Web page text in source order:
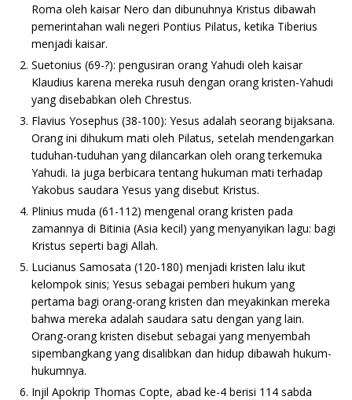
Roma oleh kaisar Nero dan dibunuhnya Kristus dibawah
pemerintahan wali negeri Pontius Pilatus, ketika Tiberius
menjadi kaisar.
Suetonius (69-?): pengusiran orang Yahudi oleh kaisar
Klaudius karena mereka rusuh dengan orang kristen-Yahudi
yang disebabkan oleh Chrestus.
Flavius Yosephus (38-100): Yesus adalah seorang bijaksana.
Orang ini dihukum mati oleh Pilatus, setelah mendengarkan
tuduhan-tuduhan yang dilancarkan oleh orang terkemuka
Yahudi. Ia juga berbicara tentang hukuman mati terhadap
Yakobus saudara Yesus yang disebut Kristus.
Plinius muda (61-112) mengenal orang kristen pada
zamannya di Bitinia (Asia kecil) yang menyanyikan lagu: bagi
Kristus seperti bagi Allah.
Lucianus Samosata (120-180) menjadi kristen lalu ikut
kelompok sinis; Yesus sebagai pemberi hukum yang
pertama bagi orang-orang kristen dan meyakinkan mereka
bahwa mereka adalah saudara satu dengan yang lain.
Orang-orang kristen disebut sebagai yang menyembah
sipembangkang yang disalibkan dan hidup dibawah hukum-
hukumnya.
Injil Apokrip Thomas Copte, abad ke-4 berisi 114 sabda